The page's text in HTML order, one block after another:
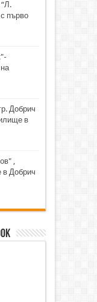
първо
Добрич
в
,
Добрич